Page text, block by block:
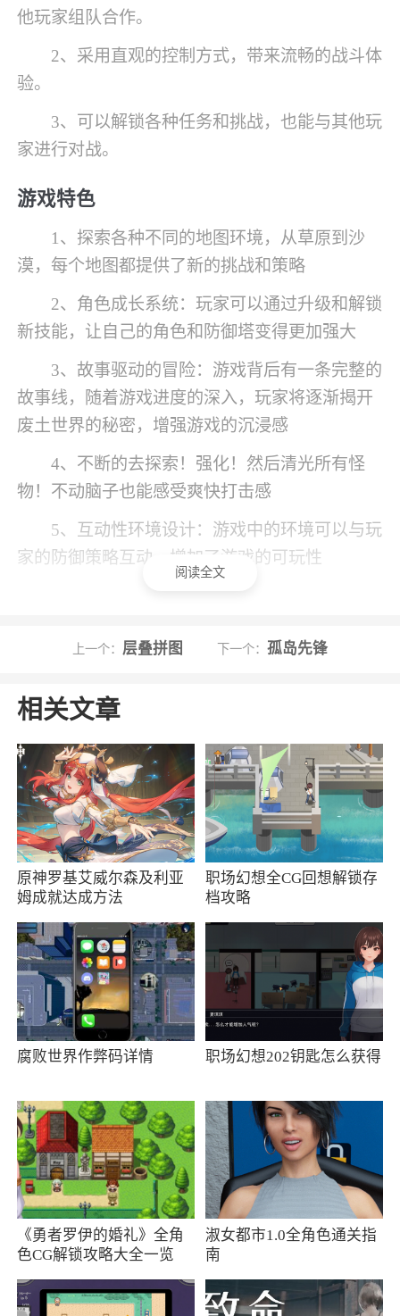
他玩家组队合作。
2、采用直观的控制方式，带来流畅的战斗体
验。
3、可以解锁各种任务和挑战，也能与其他玩
家进行对战。
游戏特色
1、探索各种不同的地图环境，从草原到沙
漠，每个地图都提供了新的挑战和策略
2、角色成长系统：玩家可以通过升级和解锁
新技能，让自己的角色和防御塔变得更加强大
3、故事驱动的冒险：游戏背后有一条完整的
故事线，随着游戏进度的深入，玩家将逐渐揭开
废土世界的秘密，增强游戏的沉浸感
4、不断的去探索！强化！然后清光所有怪
物！不动脑子也能感受爽快打击感
5、互动性环境设计：游戏中的环境可以与玩
家的防御策略互动，增加了游戏的可玩性
1、面对各种不同的挑战性关卡，每个关卡都
2、提供了多种塔防模式可以游玩，每种模式
都极具挑战性
阅读全文
上一个： 层叠拼图 下一个：孤岛先锋
相关文章
原神罗基艾威尔森及利亚
姆成就达成方法
职场幻想全CG回想解锁存
档攻略
腐败世界作弊码详情 职场幻想202钥匙怎么获得
《勇者罗伊的婚礼》全角
色CG解锁攻略大全一览
淑女都市1.0全角色通关指
南